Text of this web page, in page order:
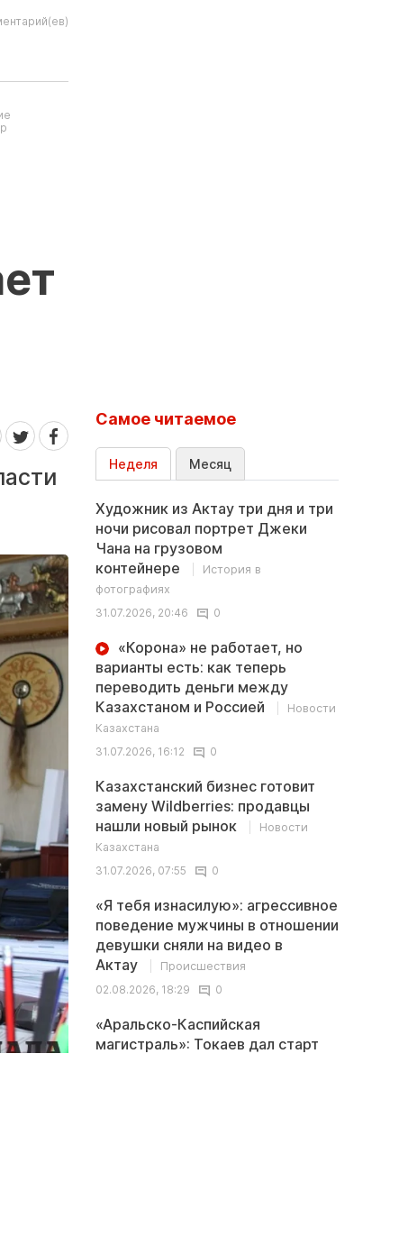
Самое читаемое
Неделя Месяц
Художник из Актау три дня и три
ночи рисовал портрет Джеки
Чана на грузовом
контейнере
История в
фотографиях
31.07.2026, 20:46
0
«Корона» не работает, но
варианты есть: как теперь
переводить деньги между
Казахстаном и Россией
Новости
Казахстана
31.07.2026, 16:12
0
Казахстанский бизнес готовит
замену Wildberries: продавцы
нашли новый рынок
Новости
Казахстана
31.07.2026, 07:55
0
«Я тебя изнасилую»: агрессивное
поведение мужчины в отношении
девушки сняли на видео в
Актау
Происшествия
02.08.2026, 18:29
0
«Аральско-Каспийская
магистраль»: Токаев дал старт